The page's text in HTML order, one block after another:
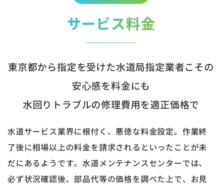
サービス料金
東京都から指定を受けた水道局指定業者こその
安心感を料金にも
水回りトラブルの修理費用を適正価格で
水道サービス業界に根付く、悪徳な料金設定。作業終
了後に相場以上の料金を請求されるといったことが未
だにあるようです。水道メンテナンスセンターでは、
必ず状況確認後、部品代等の価格を調べた上で、お見